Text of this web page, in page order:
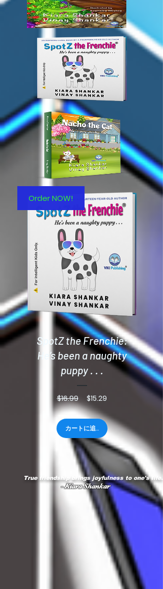
Order NOW!
SpotZ the Frenchie:
He’s been a naughty
puppy . . .
$16.99
通
常
価
格
$15.29セ
ル
価
格
カートに追加する
True friendship brings joyfulness to one's life."
- Kiara Shankar